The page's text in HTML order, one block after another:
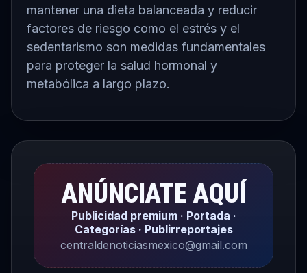
mantener una dieta balanceada y reducir
factores de riesgo como el estrés y el
sedentarismo son medidas fundamentales
para proteger la salud hormonal y
metabólica a largo plazo.
ANÚNCIATE AQUÍ
Publicidad premium · Portada ·
Categorías · Publirreportajes
centraldenoticiasmexico@gmail.com